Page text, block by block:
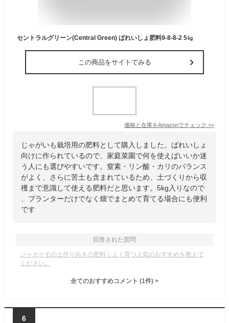
セントラルグリーン(Central Green) ばれいしょ肥料9-8-8-2 5㎏
この商品をサイトでみる
価格と在庫をAmazonでチェック >>
じゃがいも栽培用の肥料として購入しました。ばれいしょ
向けに作られているので、家庭菜園で何を使えばいいか迷
う人にも選びやすいです。窒素・リン酸・カリのバランス
がよく、さらに苦土も含まれているため、土づくりから収
穫まで意識して使える肥料だと思います。5kg入りなので
、プランターだけでなく畑でまとめて育てる場合にも便利
です
回答された質問
ジャガイモの土作り向きの肥料｜よく育つ人気のおすすめを教えて
ください。
全てのおすすめコメント (1件) >
6